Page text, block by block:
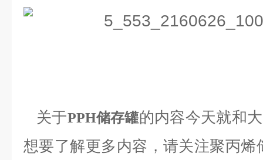
关于PPH储存罐的内容今天就和
想要了解更多内容，请关注聚丙烯